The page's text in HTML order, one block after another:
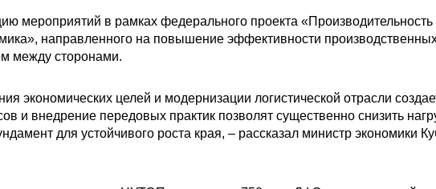
мероприятий в рамках федерального проекта «Производительность
направленного на повышение эффективности
между сторонами.
экономических целей и модернизации логистической отрасли
и внедрение передовых практик позволят существенно снизить
для устойчивого роста края, – рассказал министр экономики